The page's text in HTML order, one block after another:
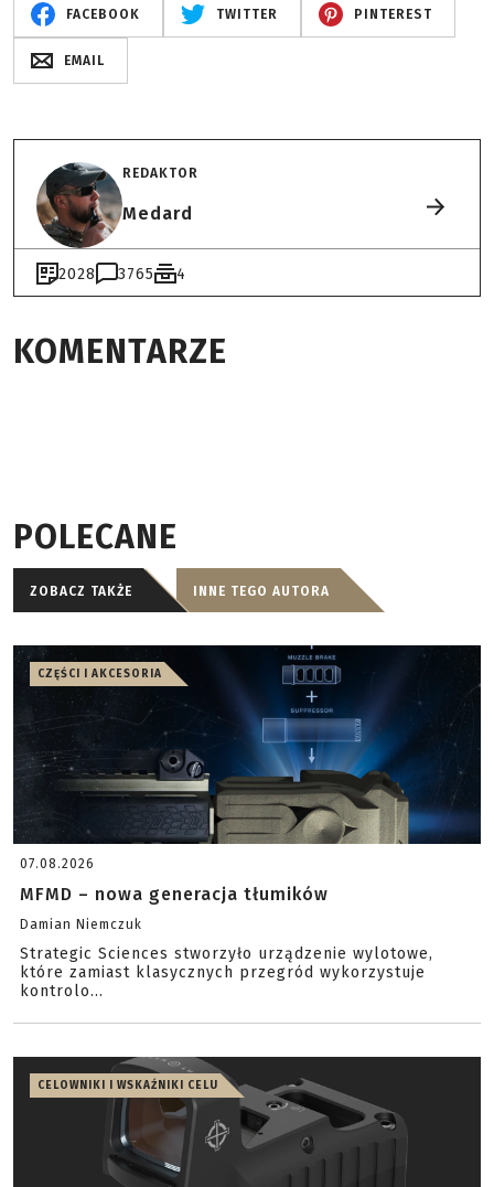
FACEBOOK TWITTER PINTEREST
EMAIL
REDAKTOR
Medard
2028 3765 4
KOMENTARZE
POLECANE
ZOBACZ TAKŻE INNE TEGO AUTORA
CZĘŚCI I AKCESORIA
07.08.2026
MFMD – nowa generacja tłumików
Damian Niemczuk
Strategic Sciences stworzyło urządzenie wylotowe,
które zamiast klasycznych przegród wykorzystuje
kontrolo...
CELOWNIKI I WSKAŹNIKI CELU